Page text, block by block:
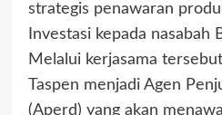
strategis penawaran
Investasi kepada nasabah
Melalui kerjasama
Taspen menjadi Agen
(Aperd) yang akan